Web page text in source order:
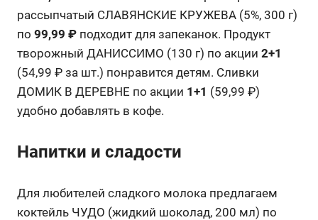
рассыпчатый СЛАВЯНСКИЕ КРУЖЕВА (5%, 300 г)
по 99,99 ₽ подходит для запеканок. Продукт
творожный ДАНИССИМО (130 г) по акции 2+1
(54,99 ₽ за шт.) понравится детям. Сливки
ДОМИК В ДЕРЕВНЕ по акции 1+1 (59,99 ₽)
удобно добавлять в кофе.
Напитки и сладости
Для любителей сладкого молока предлагаем
коктейль ЧУДО (жидкий шоколад, 200 мл) по